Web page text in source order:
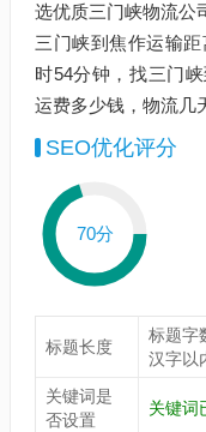
选优质三门峡物流公
三门峡到焦作运输
时54分钟，找三门
运费多少钱，物流几
SEO优化评分
70分
标题长度
标题字
汉字以
关键词是
否设置
关键词